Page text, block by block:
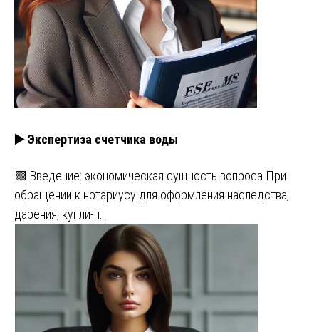
▶️ Экспертиза счетчика воды
🟩 Введение: экономическая сущность вопроса При
обращении к нотариусу для оформления наследства,
дарения, купли-п…